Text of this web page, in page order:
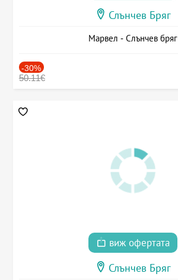
Слънчев Бряг
Марвел - Слънчев бряг
-30%
50.11€
виж офертата
Слънчев Бряг